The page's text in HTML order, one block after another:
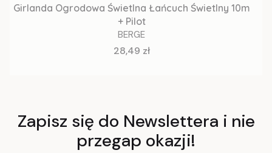
Girlanda Ogrodowa Świetlna Łańcuch Świetlny 10m
+ Pilot
BERGE
Cena
28,49 zł
Zapisz się do Newslettera i nie
przegap okazji!